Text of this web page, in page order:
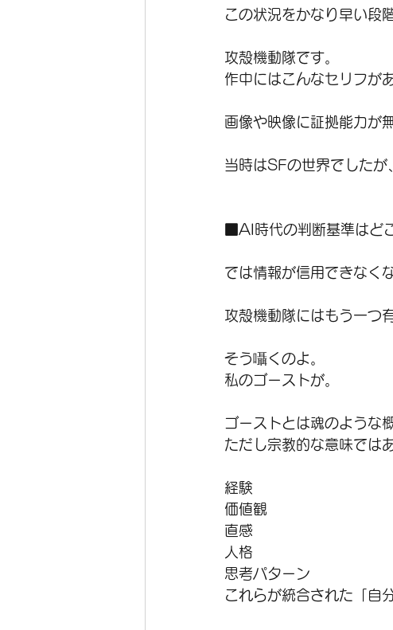
この状況をかなり早い段
攻殻機動隊です。
作中にはこんなセリフが
画像や映像に証拠能力が
当時はSFの世界でしたが
■AI時代の判断基準はど
では情報が信用できなく
攻殻機動隊にはもう一つ
そう囁くのよ。
私のゴーストが。
ゴーストとは魂のような
ただし宗教的な意味では
経験
価値観
直感
人格
思考パターン
これらが統合された「自